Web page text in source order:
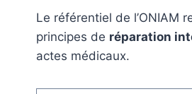
Le référentiel de l’ONIAM
principes de réparation
actes médicaux.